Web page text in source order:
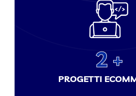
2
PROGETTI